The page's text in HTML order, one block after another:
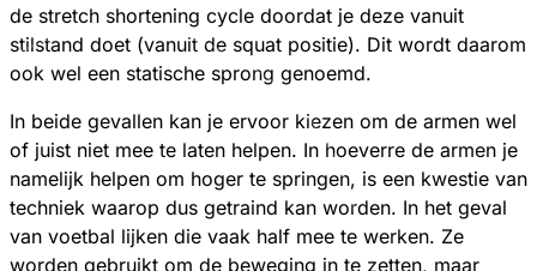
de stretch shortening cycle doordat je deze vanuit
stilstand doet (vanuit de squat positie). Dit wordt daarom
ook wel een statische sprong genoemd.
In beide gevallen kan je ervoor kiezen om de armen wel
of juist niet mee te laten helpen. In hoeverre de armen je
namelijk helpen om hoger te springen, is een kwestie van
techniek waarop dus getraind kan worden. In het geval
van voetbal lijken die vaak half mee te werken. Ze
worden gebruikt om de beweging in te zetten, maar